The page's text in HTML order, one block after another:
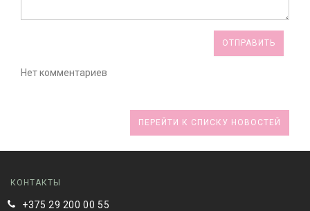
ОТПРАВИТЬ
Нет комментариев
ПЕРЕЙТИ К СПИСКУ НОВОСТЕЙ
КОНТАКТЫ
+375 29 200 00 55